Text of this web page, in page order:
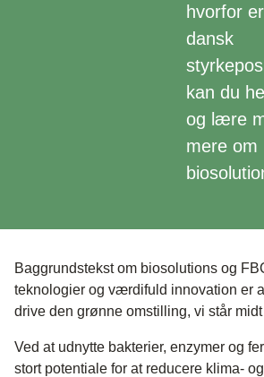
hvorfor
dansk
kan du
og lære
mere om
Baggrundstekst om biosolutions og
teknologier og værdifuld innovation er
drive den grønne omstilling, vi står midt
Ved at udnytte bakterier, enzymer og
stort potentiale for at reducere klima-